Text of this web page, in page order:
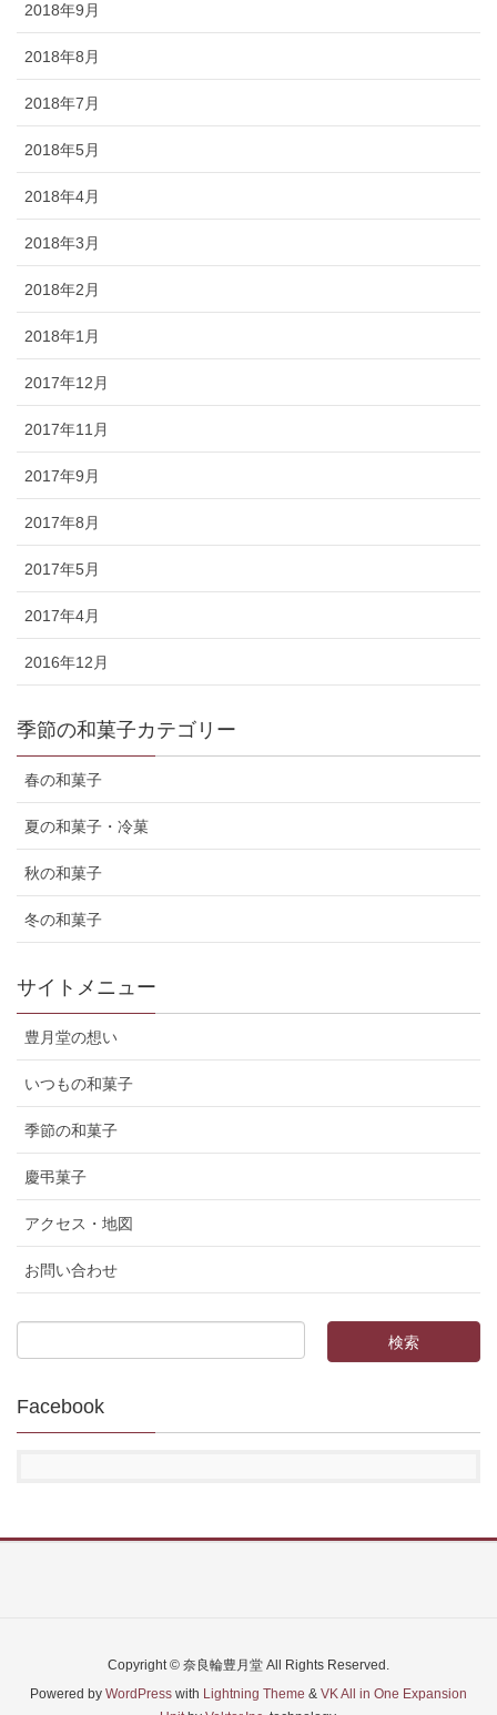
2018年9月
2018年8月
2018年7月
2018年5月
2018年4月
2018年3月
2018年2月
2018年1月
2017年12月
2017年11月
2017年9月
2017年8月
2017年5月
2017年4月
2016年12月
季節の和菓子カテゴリー
春の和菓子
夏の和菓子・冷菓
秋の和菓子
冬の和菓子
サイトメニュー
豊月堂の想い
いつもの和菓子
季節の和菓子
慶弔菓子
アクセス・地図
お問い合わせ
Facebook
Copyright © 奈良輪豊月堂 All Rights Reserved.
Powered by WordPress with Lightning Theme & VK All in One Expansion